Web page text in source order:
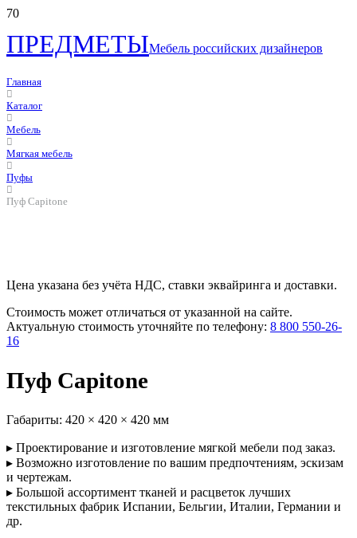
ПРЕДМЕТЫМебель российских дизайнеров
Главная
Каталог
Мебель
Мягкая мебель
Пуфы
Пуф Capitone
Цена указана без учёта НДС, ставки эквайринга и доставки.
Стоимость может отличаться от указанной на сайте.
Актуальную стоимость уточняйте по телефону: 8 800 550-26-
16
Пуф Capitone
Габариты: 420 × 420 × 420 мм
▸ Проектирование и изготовление мягкой мебели под заказ.
▸ Возможно изготовление по вашим предпочтениям, эскизам
и чертежам.
▸ Большой ассортимент тканей и расцветок лучших
текстильных фабрик Испании, Бельгии, Италии, Германии и
др.